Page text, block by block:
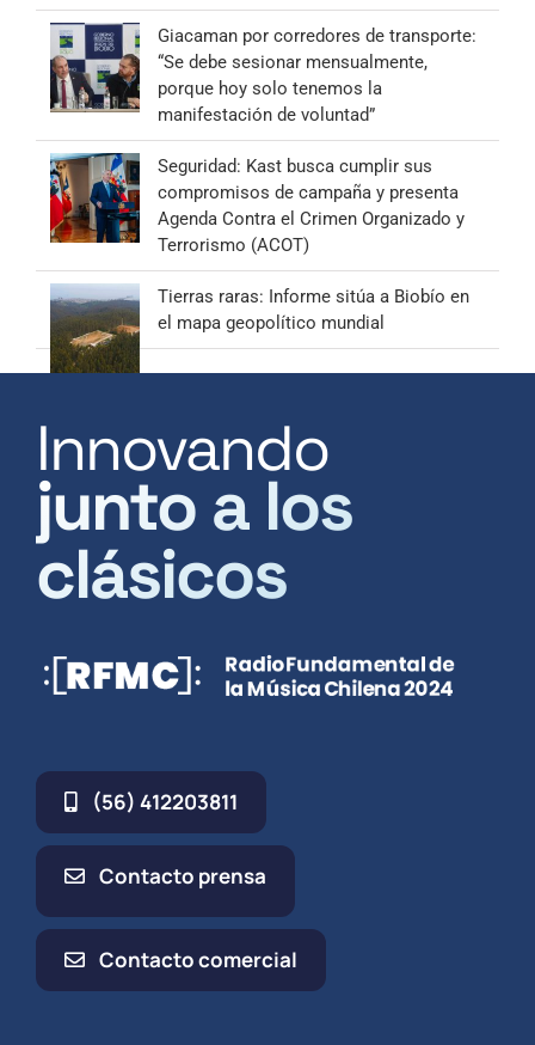
Giacaman por corredores de transporte:
“Se debe sesionar mensualmente,
porque hoy solo tenemos la
manifestación de voluntad”
Seguridad: Kast busca cumplir sus
compromisos de campaña y presenta
Agenda Contra el Crimen Organizado y
Terrorismo (ACOT)
Tierras raras: Informe sitúa a Biobío en
el mapa geopolítico mundial
Innovando
junto a los
clásicos
(56) 412203811
Contacto prensa
Contacto comercial